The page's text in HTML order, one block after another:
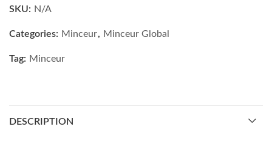
SKU: N/A
Categories: Minceur, Minceur Global
Tag: Minceur
DESCRIPTION